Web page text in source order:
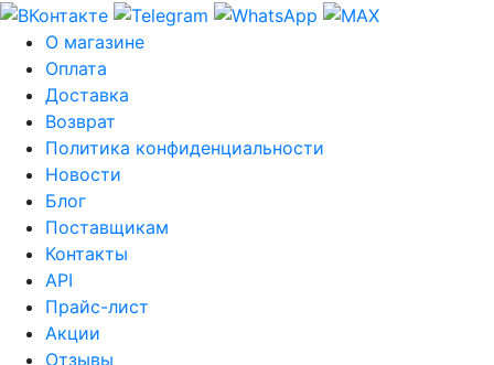
О магазине
Оплата
Доставка
Возврат
Политика конфиденциальности
Новости
Блог
Поставщикам
Контакты
API
Прайс-лист
Акции
Отзывы